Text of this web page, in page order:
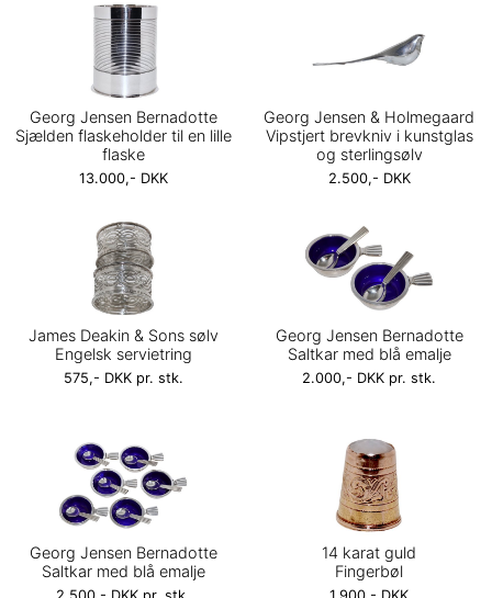
Georg Jensen Bernadotte
Sjælden flaskeholder til en lille
flaske
13.000,- DKK
Georg Jensen & Holmegaard
Vipstjert brevkniv i kunstglas
og sterlingsølv
2.500,- DKK
James Deakin & Sons sølv
Engelsk servietring
575,- DKK pr. stk.
Georg Jensen Bernadotte
Saltkar med blå emalje
2.000,- DKK pr. stk.
Georg Jensen Bernadotte
Saltkar med blå emalje
14 karat guld
Fingerbøl